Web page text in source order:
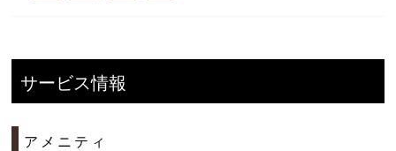
サービス情報
アメニティ